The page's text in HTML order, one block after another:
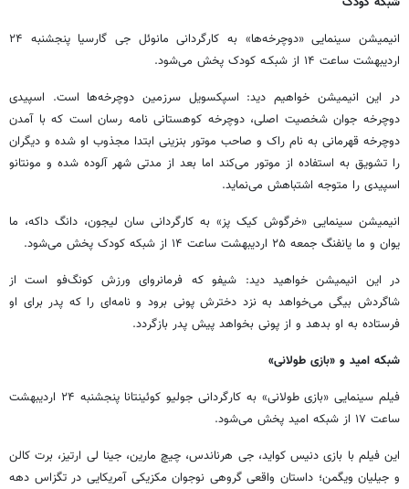
انیمیشن سینمایی «دوچرخه‌ها» به کارگردانی مانوئل جی گارسیا پنجشنبه ۲۴
اردیبهشت ساعت ۱۴ از شبکـه کودک پخش می‌شود.
در این انیمیشن خواهیم دید: اسپکسویل سرزمین دوچرخه‌ها است. اسپیدی
دوچرخه جوان شخصیت اصلی، دوچرخه کوهستانی نامه رسان است که با آمدن
دوچرخه قهرمانی به نام راک و صاحب موتور بنزینی ابتدا مجذوب او شده و دیگران
را تشویق به استفاده از موتور می‌کند اما بعد از مدتی شهر آلوده شده و مونتانو
اسپیدی را متوجه اشتباهش می‌نماید.
انیمیشن سینمایی «خرگوش کیک پز» به کارگردانی سان لیجون، دانگ داکه، ما
یوان و ما یانفنگ جمعه ۲۵ اردیبهشت ساعت ۱۴ از شبکه کودک پخش می‌شود.
در این انیمیشن خواهید دید: شیفو که فرمانروای ورزش کونگ‌فو است از
شاگردش بیگی می‌خواهد به نزد دخترش پونی برود و نامه‌ای را که پدر برای او
فرستاده به او بدهد و از پونی بخواهد پیش پدر بازگردد.
شبکه امید و «بازی طولانی»
فیلم سینمایی «بازی طولانی» به کارگردانی جولیو کوئینتانا پنجشنبه ۲۴ اردیبهشت
ساعت ۱۷ از شبکه امید پخش می‌شود.
این فیلم با بازی دنیس کواید، جی هرناندس، چیچ مارین، جینا لی ارتیز، برت کالن
و جیلیان ویگمن؛ داستان واقعی گروهی نوجوان مکزیکی آمریکایی در تگزاس دهه